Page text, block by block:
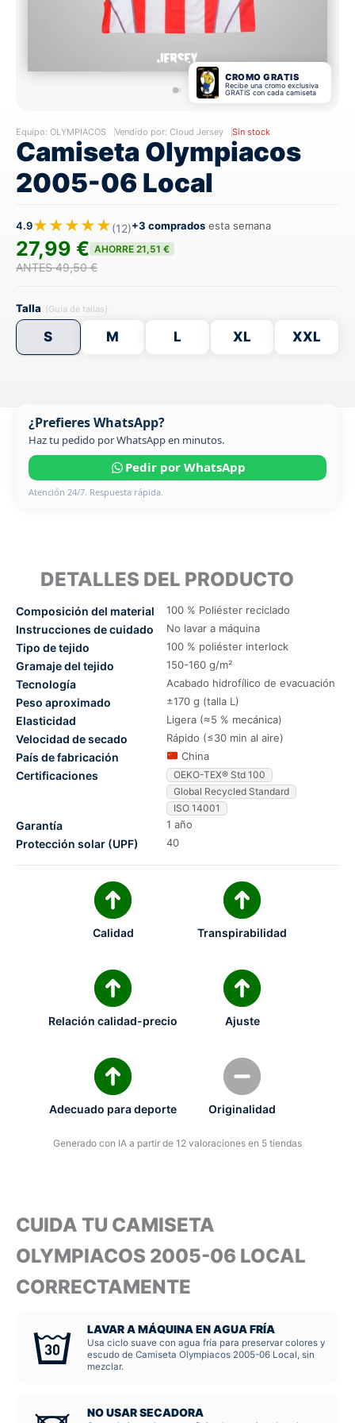
CROMO GRATIS
Recibe una cromo exclusiva
GRATIS con cada camiseta
Equipo: OLYMPIACOS Vendido por: Cloud Jersey Sin stock
Camiseta Olympiacos
2005-06 Local
4.9★★★★★(12)+3 comprados esta semana
27,99 € AHORRE 21,51 €
ANTES 49,50 €
Talla (Guía de tallas)
S M L XL XXL
¿Prefieres WhatsApp?
Haz tu pedido por WhatsApp en minutos.
Pedir por WhatsApp
Atención 24/7. Respuesta rápida.
DETALLES DEL PRODUCTO
Composición del material 100 % Poliéster reciclado
Instrucciones de cuidado No lavar a máquina
Tipo de tejido 100 % poliéster interlock
Gramaje del tejido 150-160 g/m²
Tecnología Acabado hidrofílico de evacuación
Peso aproximado ±170 g (talla L)
Elasticidad Ligera (≈5 % mecánica)
Velocidad de secado Rápido (≤30 min al aire)
País de fabricación China
Certificaciones
OEKO-TEX® Std 100
Global Recycled Standard
ISO 14001
Garantía 1 año
Protección solar (UPF) 40
Calidad Transpirabilidad
Relación calidad-precio Ajuste
Adecuado para deporte Originalidad
Generado con IA a partir de 12 valoraciones en 5 tiendas
CUIDA TU CAMISETA
OLYMPIACOS 2005-06 LOCAL
CORRECTAMENTE
LAVAR A MÁQUINA EN AGUA FRÍA
Usa ciclo suave con agua fría para preservar colores y
escudo de Camiseta Olympiacos 2005-06 Local, sin
mezclar.
NO USAR SECADORA